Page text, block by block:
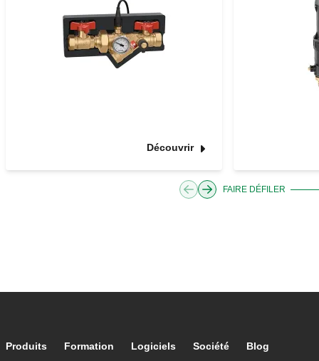
Découvrir
FAIRE DÉFILER
Footer main navigation
Produits Formation Logiciels Société Blog